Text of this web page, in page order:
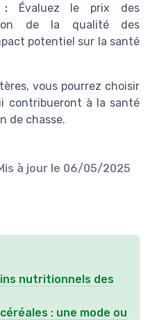
:Évaluez le prix des
de la qualité des
potentiel sur la santé
vous pourrez choisir
contribueront à la santé
de chasse.
à jour le 06/05/2025
nutritionnels des
: une mode ou